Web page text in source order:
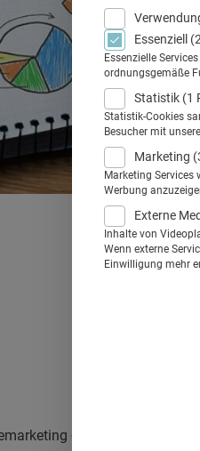
oder dem
Essenziell
Essenzielle
ordnungsgemäße
Statistik (1
Statistik-Cookies
Besucher mit
Marketing
Marketing
Werbung
Externe
Inhalte von
Wenn externe
Einwilligung mehr